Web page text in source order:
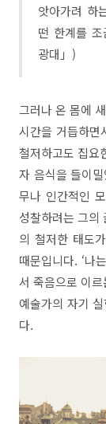
앗아가려 하
떤 한계를
광대」)
그러나 온 몸에
시간을 거듭하면
철저하고도 집요
자 음식을 들이
무나 인간적인
성찰하려는 그의
의 철저한 태도
때문입니다. ‘나
서 죽음으로 이
예술가의 자기
다.